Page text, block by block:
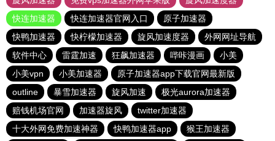
快连加速器
快连加速器官网入口
原子加速器
快鸭加速器
快柠檬加速器 旋风加速度器
外网网址导航
软件中心
雷霆加速 狂飙加速器 哔咔漫画
小美
小美vpn
小美加速器
原子加速器app下载官网最新版
outline
暴雪加速器 旋风加速
极光aurora加速器
赔钱机场官网
加速器旋风
twitter加速器
十大外网免费加速神器
快鸭加速器app
猴王加速器